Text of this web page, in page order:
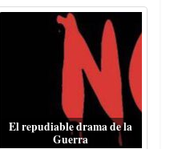
El repudiable drama de la
Guerra